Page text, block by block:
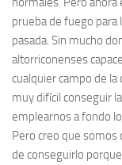
prueba de fuego para
pasada. Sin mucho
altorriconenses
cualquier campo de la
muy difícil conseguir
emplearnos a fondo
Pero creo que somos
de conseguirlo